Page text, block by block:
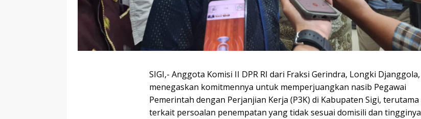
SIGI,- Anggota Komisi II DPR RI dari Fraksi Gerindra, Longki Djanggola,
menegaskan komitmennya untuk memperjuangkan nasib Pegawai
Pemerintah dengan Perjanjian Kerja (P3K) di Kabupaten Sigi, terutama
terkait persoalan penempatan yang tidak sesuai domisili dan tingginya